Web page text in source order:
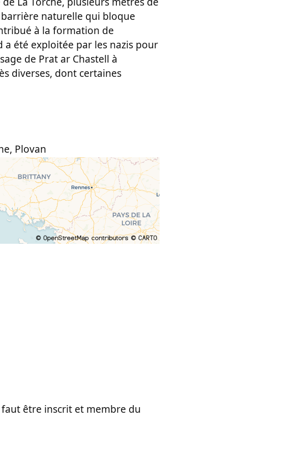
barrière naturelle qui bloque
à la formation de
été exploitée par les nazis pour
de Prat ar Chastell à
diverses, dont certaines
, Plovan
être inscrit et membre du